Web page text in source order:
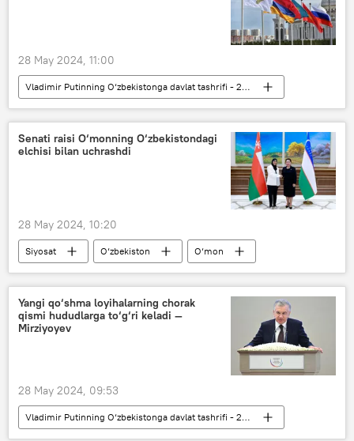
28 May 2024, 11:00
Vladimir Putinning O‘zbekistonga davlat tashrifi - 2024-yil
Siyosat
YeOII
O‘zbekiston
Rossiya
Senati raisi O‘monning O‘zbekistondagi
elchisi bilan uchrashdi
28 May 2024, 10:20
Siyosat O‘zbekiston
O‘mon
O‘zbekiston Oliy Majlisi Senati
Tanzila Norboyeva
Yangi qo‘shma loyihalarning chorak
qismi hududlarga to‘g‘ri keladi —
Mirziyoyev
28 May 2024, 09:53
Vladimir Putinning O‘zbekistonga davlat tashrifi - 2024-yil